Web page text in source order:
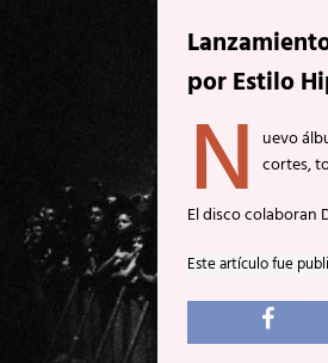
por Estilo
N uevo
cortes,
El disco colaboran
Este artículo fue